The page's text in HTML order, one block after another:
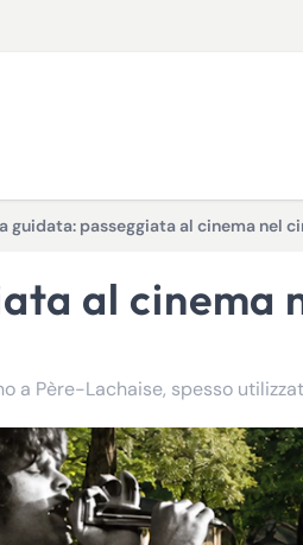
guidata: passeggiata al cinema nel